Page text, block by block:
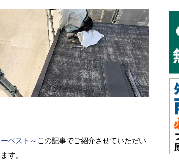
ベスト～ この記事でご紹介させていただい
す。